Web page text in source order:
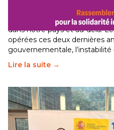
Le secteur humanitaire
dans notre pays et au-delà.
opérées ces deux dernières
gouvernementale,
Lire la suite →